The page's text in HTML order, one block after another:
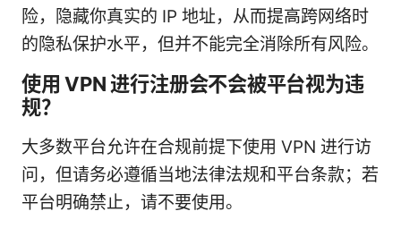
险，隐藏你真实的 IP 地址，从而提高跨网络时
的隐私保护水平，但并不能完全消除所有风险。
使用 VPN 进行注册会不会被平台视为违
规？
大多数平台允许在合规前提下使用 VPN 进行访
问，但请务必遵循当地法律法规和平台条款；若
平台明确禁止，请不要使用。